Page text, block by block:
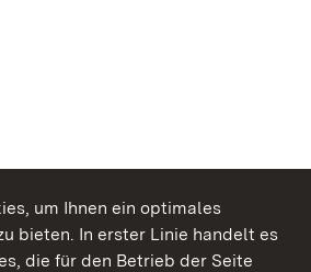
um Ihnen ein optimales
bieten. In erster Linie handelt es
die für den Betrieb der Seite
Genießen.